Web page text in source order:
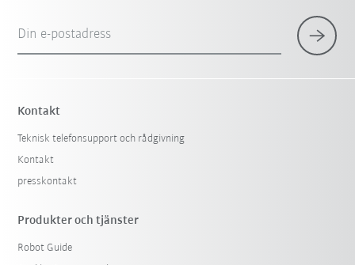
Din e-postadress
Kontakt
Teknisk telefonsupport och rådgivning
Kontakt
presskontakt
Produkter och tjänster
Robot Guide